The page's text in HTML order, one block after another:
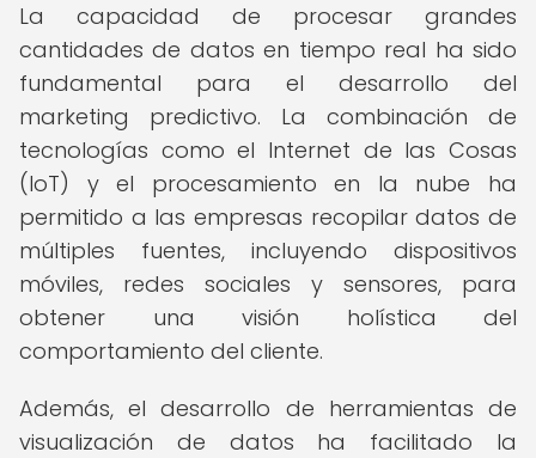
La capacidad de procesar grandes
cantidades de datos en tiempo real ha sido
fundamental para el desarrollo del
marketing predictivo. La combinación de
tecnologías como el Internet de las Cosas
(IoT) y el procesamiento en la nube ha
permitido a las empresas recopilar datos de
múltiples fuentes, incluyendo dispositivos
móviles, redes sociales y sensores, para
obtener una visión holística del
comportamiento del cliente.
Además, el desarrollo de herramientas de
visualización de datos ha facilitado la